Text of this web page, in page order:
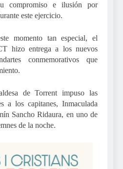
compromiso e ilusión por
este ejercicio.
momento tan especial, el
hizo entrega a los nuevos
conmemorativos que
de Torrent impuso las
a los capitanes, Inmaculada
Sancho Ridaura, en uno de
de la noche.